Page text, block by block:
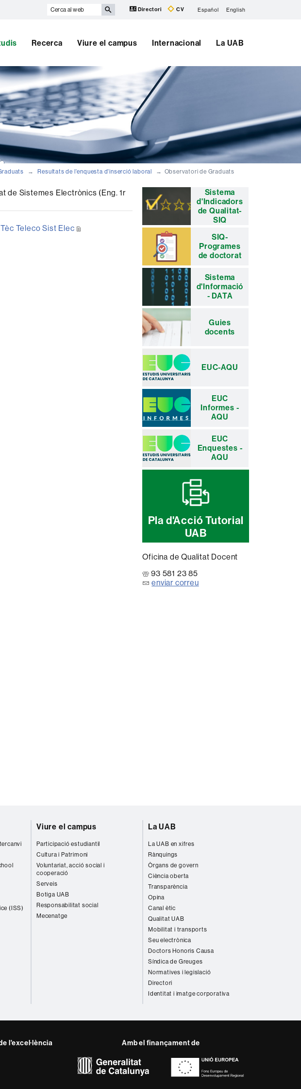
Cerca
Directori CV Español English
Recerca Viure el campus Internacional La UAB
Resultats de l'enquesta d'inserció laboral Observatori de Graduats
de Sistemes Electrònics (Eng. 1r
Teleco Sist Elec
Informació
complementària
Sistema
d'Indicadors
de Qualitat-
SIQ
SIQ-
Programes
de doctorat
Sistema
d'Informació
- DATA
Guies
docents
EUC-AQU
EUC
Informes -
AQU
EUC
Enquestes -
AQU
Pla d'Acció Tutorial
UAB
Oficina de Qualitat Docent
93 581 23 85
enviar correu
(ISS)
Viure el campus
Participació estudiantil
Cultura i Patrimoni
Voluntariat, acció social i
cooperació
Serveis
Botiga UAB
Responsabilitat social
Mecenatge
La UAB
La UAB en xifres
Rànquings
Òrgans de govern
Ciència oberta
Transparència
Opina
Canal ètic
Qualitat UAB
Mobilitat i transports
Seu electrònica
Doctors Honoris Causa
Síndica de Greuges
Normatives i legislació
Directori
Identitat i imatge corporativa
l'excel·lència Amb el finançament de